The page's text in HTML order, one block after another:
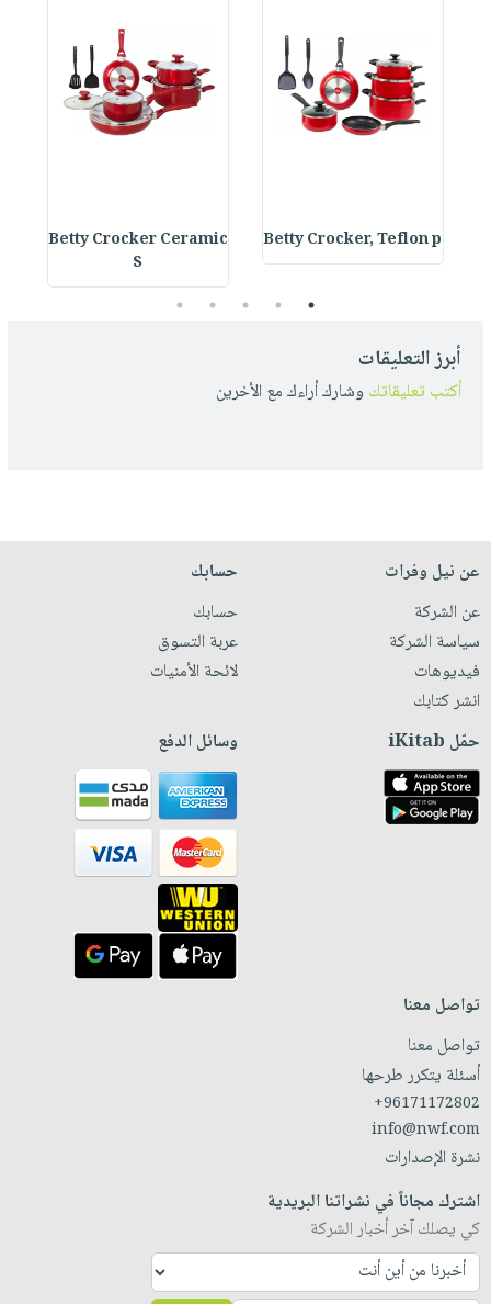
Betty Crocker, Teflon p
Betty Crocker Ceramic
S
1
2
3
4
5
أبرز التعليقات
أكتب تعليقاتك وشارك أراءك مع الأخرين
عن نيل وفرات
عن الشركة
سياسة الشركة
فيديوهات
انشر كتابك
حسابك
حسابك
عربة التسوق
لائحة الأمنيات
حمّل iKitab وسائل الدفع
تواصل معنا
تواصل معنا
أسئلة يتكرر طرحها
+96171172802
info@nwf.com
نشرة الإصدارات
اشترك مجاناً في نشراتنا البريدية
كي يصلك آخر أخبار الشركة